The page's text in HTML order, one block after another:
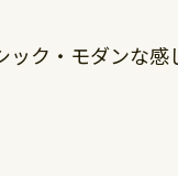
ク・モダンな感